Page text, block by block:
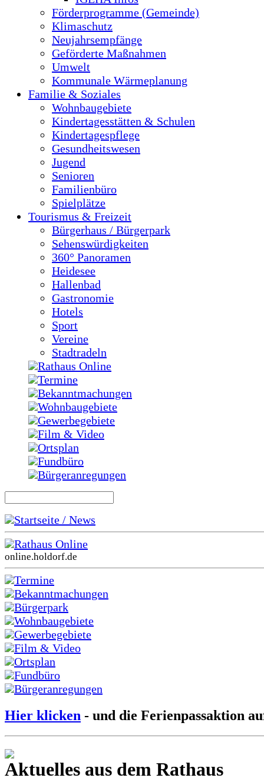
Förderprogramme (Gemeinde)
Klimaschutz
Neujahrsempfänge
Geförderte Maßnahmen
Umwelt
Kommunale Wärmeplanung
Familie & Soziales
Wohnbaugebiete
Kindertagesstätten & Schulen
Kindertagespflege
Gesundheitswesen
Jugend
Senioren
Familienbüro
Spielplätze
Tourismus & Freizeit
Bürgerhaus / Bürgerpark
Sehenswürdigkeiten
360° Panoramen
Heidesee
Hallenbad
Gastronomie
Hotels
Sport
Vereine
Stadtradeln
Rathaus Online
Termine
Bekanntmachungen
Wohnbaugebiete
Gewerbegebiete
Film & Video
Ortsplan
Fundbüro
Bürgeranregungen
Startseite / News
Rathaus Online
online.holdorf.de
Termine
Bekanntmachungen
Bürgerpark
Wohnbaugebiete
Gewerbegebiete
Film & Video
Ortsplan
Fundbüro
Bürgeranregungen
Hier klicken - und die Ferienpassaktion
Aktuelles aus dem Rathaus